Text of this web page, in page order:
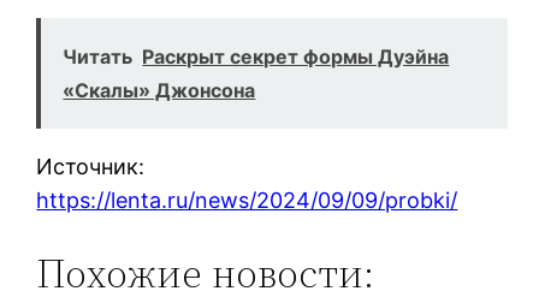
Читать Раскрыт секрет формы Дуэйна
«Скалы» Джонсона
Источник:
https://lenta.ru/news/2024/09/09/probki/
Похожие новости: